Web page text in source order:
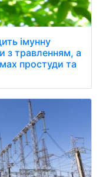
імунну
з травленням, а
простуди та